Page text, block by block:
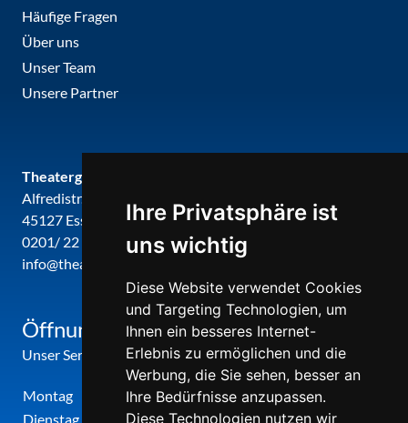
Ihre Privatsphäre ist
uns wichtig
Diese Website verwendet Cookies
und Targeting Technologien, um
Ihnen ein besseres Internet-
Erlebnis zu ermöglichen und die
Werbung, die Sie sehen, besser an
Ihre Bedürfnisse anzupassen.
Diese Technologien nutzen wir
Häufige Fragen
Über uns
Unser Team
Unsere Partner
Theatergemeinde metropole ruhr
Alfredistr. 32
45127 Essen
0201/ 22 22 29
info@theatergemeinde-metropole-ruhr.de
Öffnungszeiten
Unser Service-Center ist zu folgenden Zeiten geöffnet
Montag
12:00 Uhr - 17:00 Uhr
Dienstag
09:00 Uhr - 12:00 Uhr